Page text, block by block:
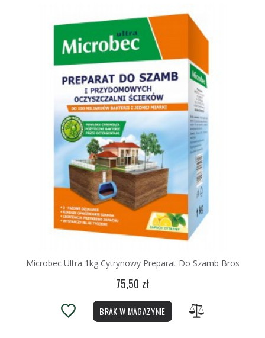
Microbec Ultra 1kg Cytrynowy Preparat Do Szamb Bros
75,50 zł
BRAK W MAGAZYNIE